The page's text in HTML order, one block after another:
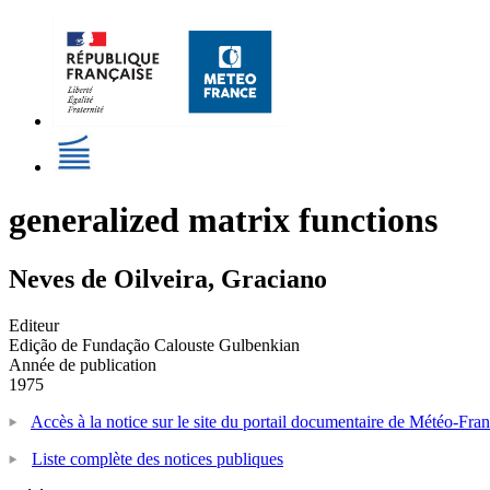
generalized matrix functions
Neves de Oilveira, Graciano
Editeur
Edição de Fundação Calouste Gulbenkian
Année de publication
1975
Accès à la notice sur le site du portail documentaire de Météo-
Liste complète des notices publiques